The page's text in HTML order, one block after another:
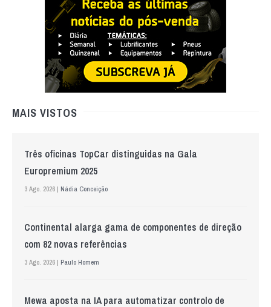
MAIS VISTOS
Três oficinas TopCar distinguidas na Gala
Europremium 2025
3 Ago. 2026 | Nádia Conceição
Continental alarga gama de componentes de direção
com 82 novas referências
3 Ago. 2026 | Paulo Homem
Mewa aposta na IA para automatizar controlo de